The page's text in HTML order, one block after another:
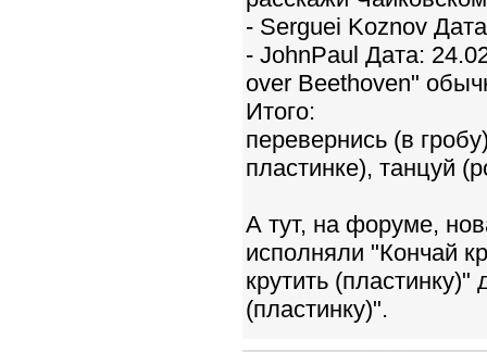
- Serguei Koznov
- JohnPaul Дата:
over Beethoven"
Итого:
перевернись (в
пластинке), танцуй
А тут, на форуме,
исполняли "Кончай
крутить
(пластинку)".